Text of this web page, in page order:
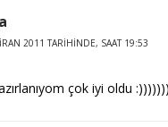
2011 TARIHINDE, SAAT 19:53
çok iyi oldu